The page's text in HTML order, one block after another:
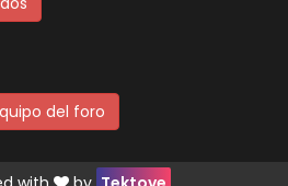
del foro